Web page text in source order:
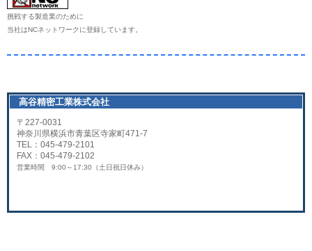
挑戦する製造業のために
当社はNCネットワークに登録しています。
高谷精密工業株式会社
〒227-0031
神奈川県横浜市青葉区寺家町471-7
TEL：045-479-2101
FAX：045-479-2102
営業時間 9:00～17:30（土日祝日休み）